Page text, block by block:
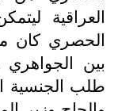
العراقية
الحصري كان
بين
طلب الجنسية